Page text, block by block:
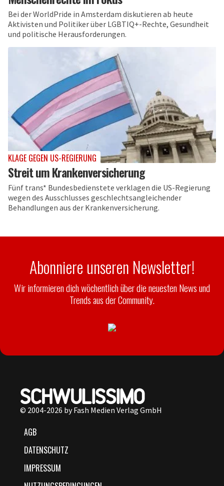
Bei der WorldPride in Amsterdam diskutieren ab heute
Aktivisten und Politiker über LGBTIQ+-Rechte, Gesundheit
und politische Herausforderungen.
KLAGE GEGEN US-REGIERUNG
Streit um Krankenversicherung
Fünf trans* Bundesbedienstete verklagen die US-Regierung
wegen des Ausschlusses geschlechtsangleichender
Behandlungen aus der Krankenversicherung.
Abonniere unseren Newsletter!
Wir informieren dich wöchentlich über die neuesten News und
Trends aus der Community.
© 2004-2026 by Fash Medien Verlag GmbH
AGB
DATENSCHUTZ
IMPRESSUM